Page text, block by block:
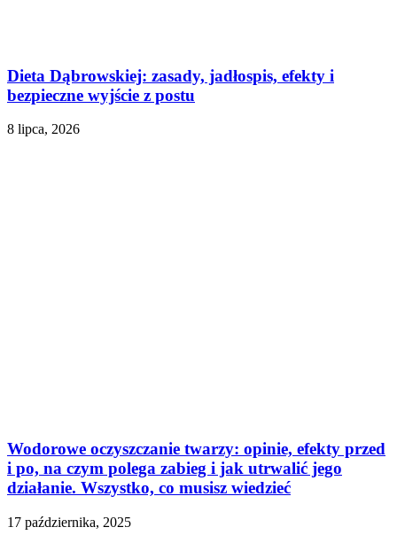
Dieta Dąbrowskiej: zasady, jadłospis, efekty i
bezpieczne wyjście z postu
8 lipca, 2026
Wodorowe oczyszczanie twarzy: opinie, efekty przed
i po, na czym polega zabieg i jak utrwalić jego
działanie. Wszystko, co musisz wiedzieć
17 października, 2025